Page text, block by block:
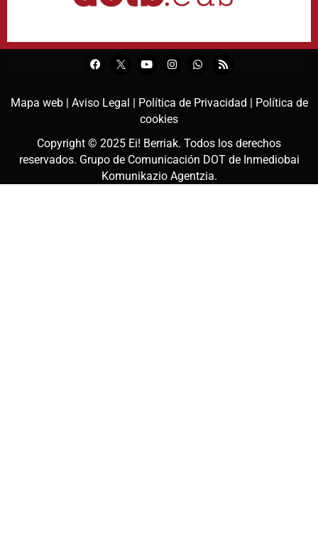
Mapa web | Aviso Legal | Política de Privacidad | Política de
cookies
Copyright © 2025 Ei! Berriak. Todos los derechos
reservados. Grupo de Comunicación DOT de Inmediobai
Komunikazio Agentzia.